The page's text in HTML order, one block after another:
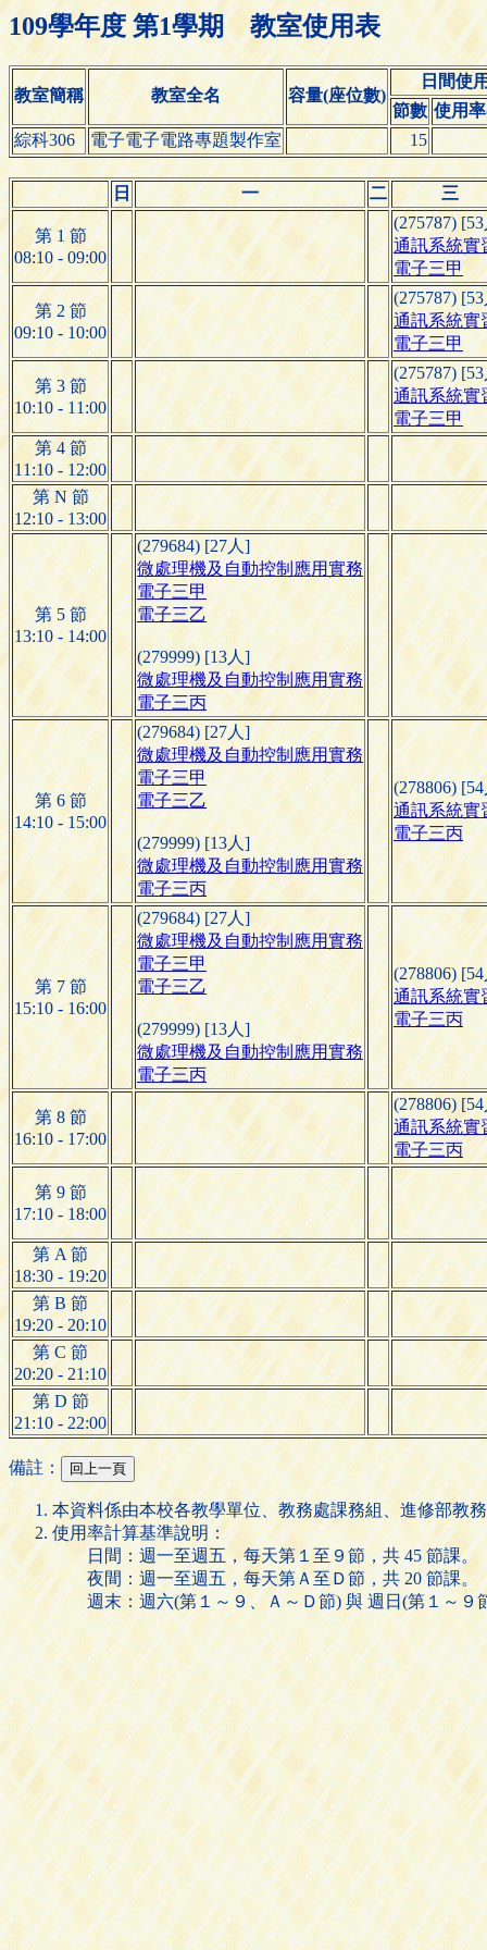
109學年度 第1學期 教室使用表
教室簡稱 教室全名 容量(座位數)
日間使
節數 使用
綜科306
電子電子電路專題製作室 15
日 一 二 三
第 1 節
08:10 - 09:00
(275787)
通訊系統實
電子三甲
第 2 節
09:10 - 10:00
(275787)
通訊系統實
電子三甲
第 3 節
10:10 - 11:00
(275787)
通訊系統實
電子三甲
第 4 節
11:10 - 12:00
第 N 節
12:10 - 13:00
第 5 節
13:10 - 14:00
(279684) [27人]
微處理機及自動控制應用實務
電子三甲
電子三乙
(279999) [13人]
微處理機及自動控制應用實務
電子三丙
第 6 節
14:10 - 15:00
(279684) [27人]
微處理機及自動控制應用實務
電子三甲
電子三乙
(279999) [13人]
微處理機及自動控制應用實務
電子三丙
(278806)
通訊系統實
電子三丙
第 7 節
15:10 - 16:00
(279684) [27人]
微處理機及自動控制應用實務
電子三甲
電子三乙
(279999) [13人]
微處理機及自動控制應用實務
電子三丙
(278806)
通訊系統實
電子三丙
第 8 節
16:10 - 17:00
(278806)
通訊系統實
電子三丙
第 9 節
17:10 - 18:00
第 A 節
18:30 - 19:20
第 B 節
19:20 - 20:10
第 C 節
20:20 - 21:10
第 D 節
21:10 - 22:00
備註：
本資料係由本校各教學單位、教務處課務組、進修部教
使用率計算基準說明：
日間：週一至週五，每天第１至９節，共 45 節課。
夜間：週一至週五，每天第Ａ至Ｄ節，共 20 節課。
週末：週六(第１～９、Ａ～Ｄ節) 與 週日(第１～９